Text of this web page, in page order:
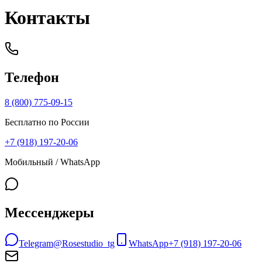
Контакты
Телефон
8 (800) 775-09-15
Бесплатно по России
+7 (918) 197-20-06
Мобильный / WhatsApp
Мессенджеры
Telegram@Rosestudio_tg WhatsApp+7 (918) 197-20-06